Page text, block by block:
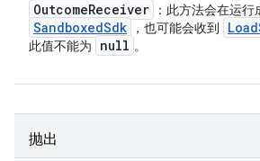
OutcomeReceiver ：此方法会在运行
SandboxedSdk ，也可能会收到 Load
此值不能为
null 。
抛出